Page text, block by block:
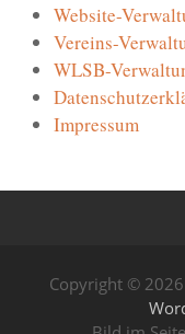
Website-
Vereins-
WLSB-
Impressum
Copyright © 2026